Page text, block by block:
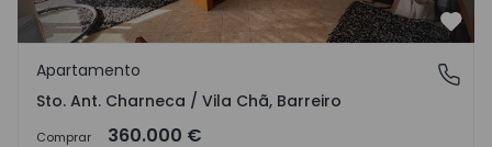
Sto. Ant. Charneca / Vila Chã, Barreiro
Apartamento
Sto. Ant. Charneca / Vila Chã, Barreiro
Comprar 360.000 €